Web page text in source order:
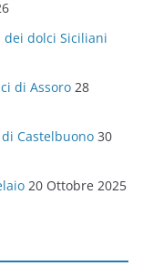
dei dolci Siciliani
di Assoro 28
Castelbuono 30
20 Ottobre 2025